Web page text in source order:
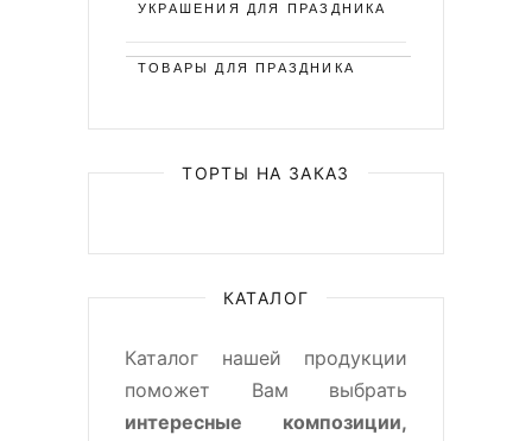
УКРАШЕНИЯ ДЛЯ ПРАЗДНИКА
ТОВАРЫ ДЛЯ ПРАЗДНИКА
ТОРТЫ НА ЗАКАЗ
КАТАЛОГ
Каталог нашей продукции
поможет Вам выбрать
интересные композиции,